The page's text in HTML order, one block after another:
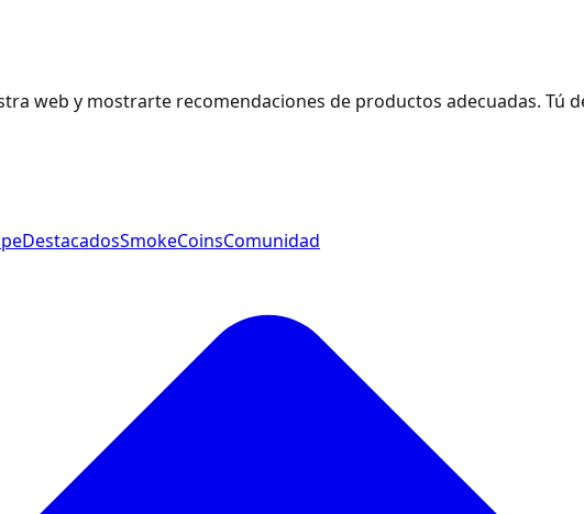
web y mostrarte recomendaciones de productos adecuadas. Tú
DestacadosSmokeCoinsComunidad